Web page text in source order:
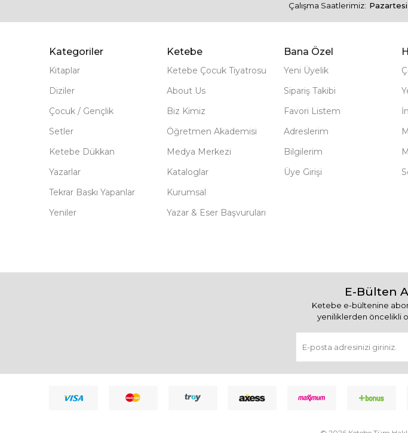
Çalışma Saatlerimiz:
Kategoriler
Kitaplar
Diziler
Çocuk / Gençlik
Setler
Ketebe Dükkan
Yazarlar
Tekrar Baskı Yapanlar
Yeniler
Ketebe
Ketebe Çocuk Tiyatrosu
About Us
Biz Kimiz
Öğretmen Akademisi
Medya Merkezi
Kataloglar
Kurumsal
Yazar & Eser Başvuruları
Bana Özel
Yeni Üyelik
Sipariş Takibi
Favori Listem
Adreslerim
Bilgilerim
Üye Girişi
E-Bülten
Ketebe e-bültenine
yeniliklerden öncelikli